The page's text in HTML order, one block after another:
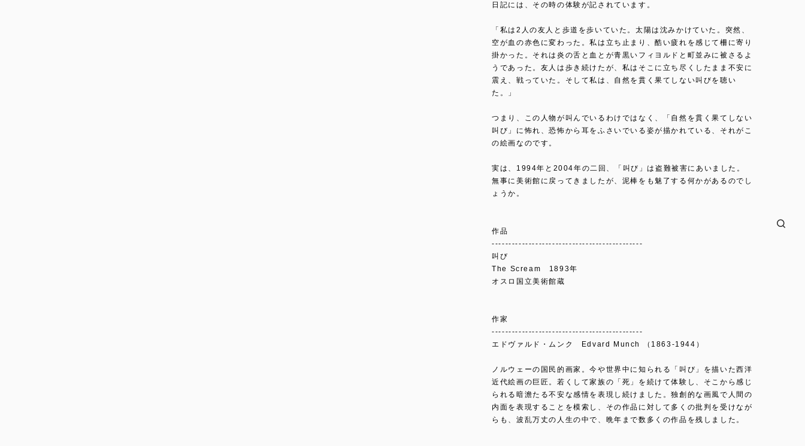
日記には、その時の体験が記されています。
「私は2人の友人と歩道を歩いていた。太陽は沈みかけていた。突然、
空が血の赤色に変わった。私は立ち止まり、酷い疲れを感じて柵に寄り
掛かった。それは炎の舌と血とが青黒いフィヨルドと町並みに被さるよ
うであった。友人は歩き続けたが、私はそこに立ち尽くしたまま不安に
震え、戦っていた。そして私は、自然を貫く果てしない叫びを聴い
た。」
つまり、この人物が叫んでいるわけではなく、「自然を貫く果てしない
叫び」に怖れ、恐怖から耳をふさいでいる姿が描かれている、それがこ
の絵画なのです。
実は、1994年と2004年の二回、「叫び」は盗難被害にあいました。
無事に美術館に戻ってきましたが、泥棒をも魅了する何かがあるのでし
ょうか。
作品
---------------------------------------------
叫び
The Scream 1893年
オスロ国立美術館蔵
作家
---------------------------------------------
エドヴァルド・ムンク Edvard Munch （1863-1944）
ノルウェーの国民的画家。今や世界中に知られる「叫び」を描いた西洋
近代絵画の巨匠。若くして家族の「死」を続けて体験し、そこから感じ
られる暗澹たる不安な感情を表現し続けました。独創的な画風で人間の
内面を表現することを模索し、その作品に対して多くの批判を受けなが
らも、波乱万丈の人生の中で、晩年まで数多くの作品を残しました。